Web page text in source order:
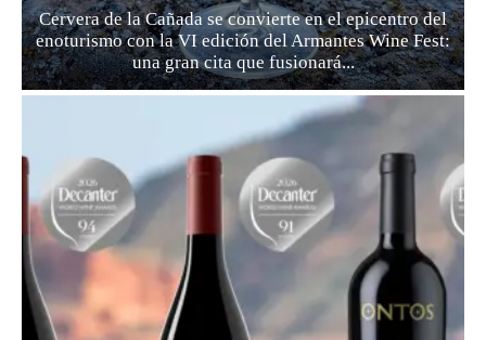
Cervera de la Cañada se convierte en el epicentro del
enoturismo con la VI edición del Armantes Wine Fest:
una gran cita que fusionará...